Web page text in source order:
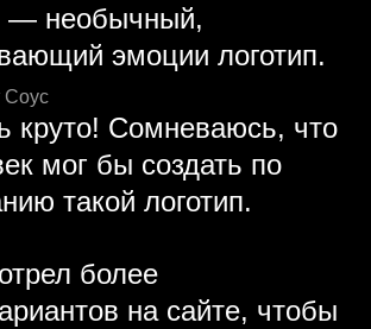
— необычный,
эмоции логотип.
Соус
круто! Сомневаюсь, что
мог бы создать по
такой логотип.
более
на сайте, чтобы